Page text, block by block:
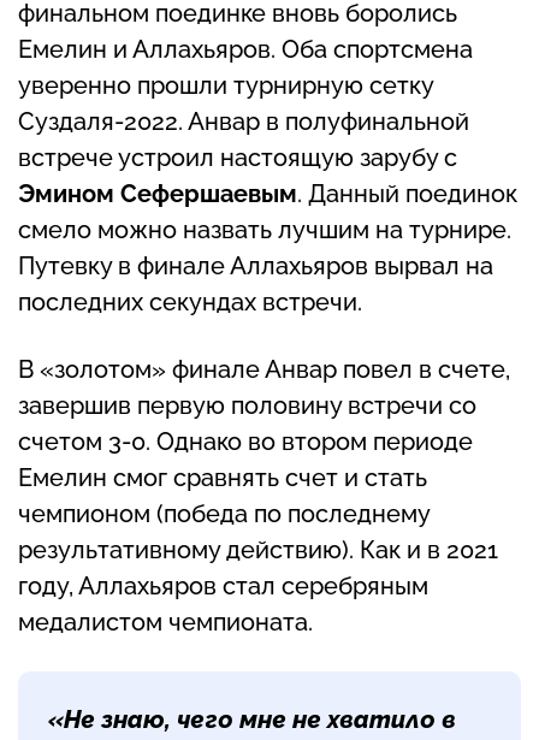
финальном поединке вновь боролись
Емелин и Аллахьяров. Оба спортсмена
уверенно прошли турнирную сетку
Суздаля-2022. Анвар в полуфинальной
встрече устроил настоящую зарубу с
Эмином Сефершаевым. Данный поединок
смело можно назвать лучшим на турнире.
Путевку в финале Аллахьяров вырвал на
последних секундах встречи.
В «золотом» финале Анвар повел в счете,
завершив первую половину встречи со
счетом 3-0. Однако во втором периоде
Емелин смог сравнять счет и стать
чемпионом (победа по последнему
результативному действию). Как и в 2021
году, Аллахьяров стал серебряным
медалистом чемпионата.
«Не знаю, чего мне не хватило в